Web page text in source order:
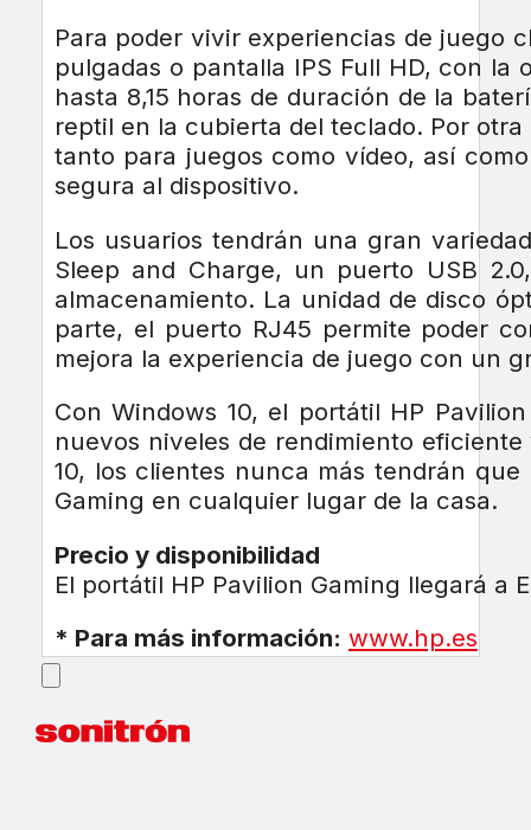
Para poder vivir experiencias de juego
pulgadas o pantalla IPS Full HD, con
hasta 8,15 horas de duración de la
reptil en la cubierta del teclado. Por
tanto para juegos como vídeo, así
segura al dispositivo.
Los usuarios tendrán una gran
Sleep and Charge, un puerto USB
almacenamiento. La unidad de disco
parte, el puerto RJ45 permite poder
mejora la experiencia de juego con un
Con Windows 10, el portátil HP
nuevos niveles de rendimiento
10, los clientes nunca más tendrán
Gaming en cualquier lugar de la casa.
Precio y disponibilidad
El portátil HP Pavilion Gaming llegará a
* Para más información: www.hp.es